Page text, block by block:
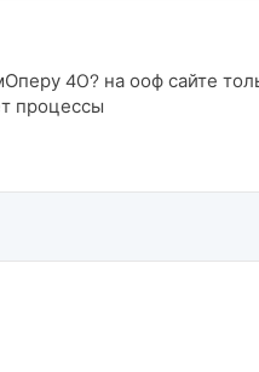
40? на ооф сайте
процессы